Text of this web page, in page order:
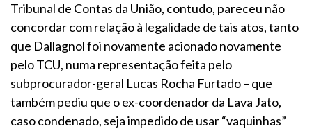
Tribunal de Contas da União, contudo, pareceu não
concordar com relação à legalidade de tais atos, tanto
que Dallagnol foi novamente acionado novamente
pelo TCU, numa representação feita pelo
subprocurador-geral Lucas Rocha Furtado – que
também pediu que o ex-coordenador da Lava Jato,
caso condenado, seja impedido de usar “vaquinhas”